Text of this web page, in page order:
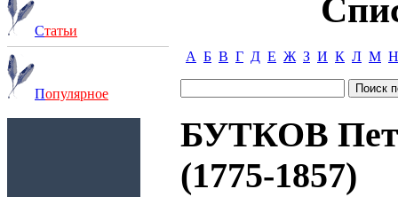
Статьи
Популярное
А Б В Г Д Е Ж З И К Л М Н
БУТКОВ
(1775-1857)